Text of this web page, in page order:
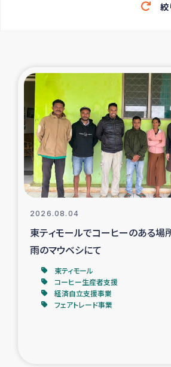
緊急救援の時代
東ティモール豪雨緊
大雨による洪水被災
カカオ生産者支援
シリア国内避難民・帰還民
トルコにおけるシリア難
インドネシア中部 スラウェシの地震
スリランカ ジャフナ県干
絞
2026.08.04
東ティモールでコーヒーのある
雨のマウベシにて
東ティモール
コーヒー生産者支援
経済自立支援事業
フェアトレード事業